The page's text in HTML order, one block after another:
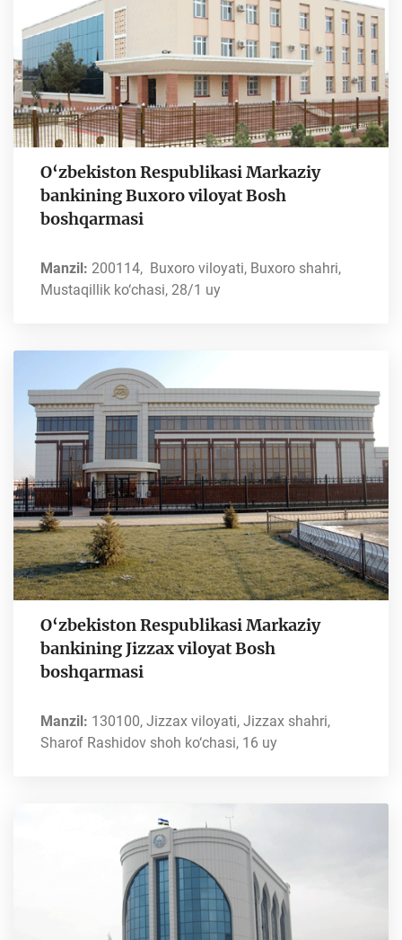
O‘zbekiston Respublikasi Markaziy
bankining Buxoro viloyat Bosh
boshqarmasi
Manzil: 200114, Buxoro viloyati, Buxoro shahri,
Mustaqillik ko‘chasi, 28/1 uy
O‘zbekiston Respublikasi Markaziy
bankining Jizzax viloyat Bosh
boshqarmasi
Manzil: 130100, Jizzax viloyati, Jizzax shahri,
Sharof Rashidov shoh ko‘chasi, 16 uy